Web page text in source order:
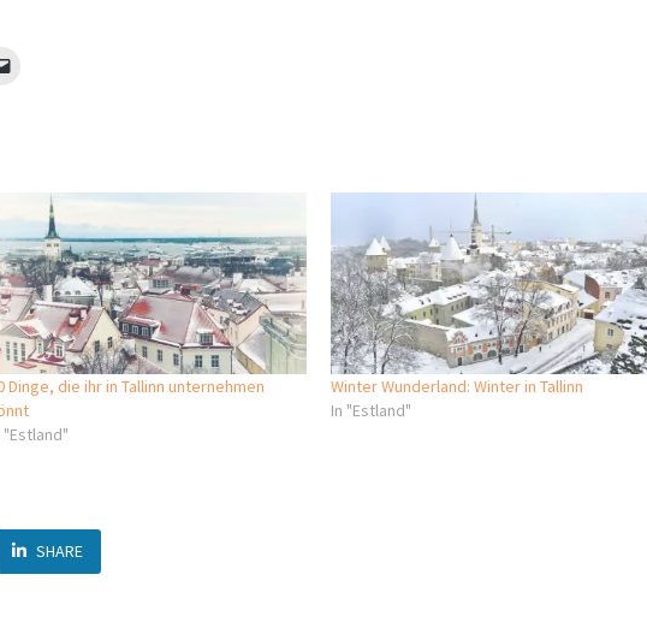
Dinge, die ihr in Tallinn unternehmen
"Estland"
Winter Wunderland: Winter in Tallinn
In "Estland"
SHARE